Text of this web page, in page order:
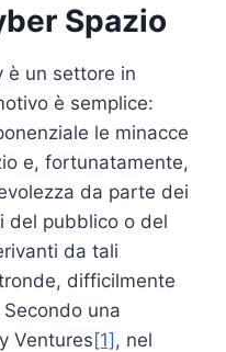
Spazio
è un settore in
è semplice:
le minacce
e, fortunatamente,
da parte dei
del pubblico o del
da tali
difficilmente
una
Ventures[1], nel